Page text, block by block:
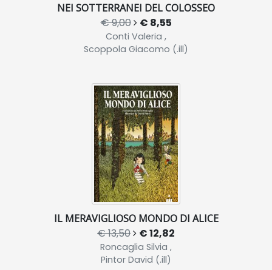
NEI SOTTERRANEI DEL COLOSSEO
€ 9,00 € 8,55
Conti Valeria ,
Scoppola Giacomo (.ill)
IL MERAVIGLIOSO MONDO DI ALICE
€ 13,50 € 12,82
Roncaglia Silvia ,
Pintor David (.ill)